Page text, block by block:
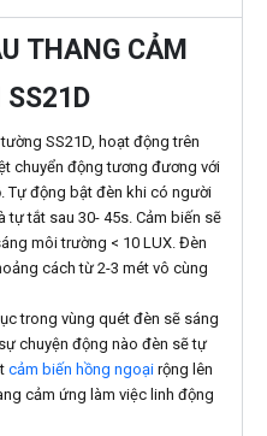
THANG CẢM
SS21D
SS21D, hoạt động trên
chuyển động tương đương với
Tự động bật đèn khi có người
tự tắt sau 30- 45s. Cảm biến sẽ
môi trường < 10 LUX. Đèn
cách từ 2-3 mét vô cùng
trong vùng quét đèn sẽ sáng
chuyện động nào đèn sẽ tự
cảm biến hồng ngoạirộng lên
cảm ứng làm việc linh động